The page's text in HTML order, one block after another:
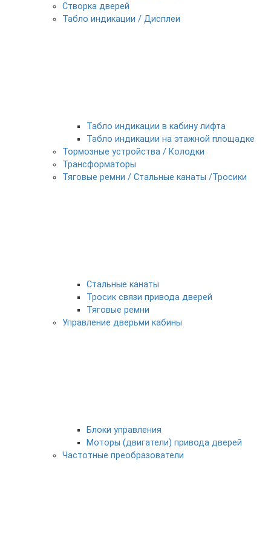
Створка дверей
Табло индикации / Дисплеи
Табло индикации в кабину лифта
Табло индикации на этажной площадке
Тормозные устройства / Колодки
Трансформаторы
Тяговые ремни / Стальные канаты /Тросики
Стальные канаты
Тросик связи привода дверей
Тяговые ремни
Управление дверьми кабины
Блоки управления
Моторы (двигатели) привода дверей
Частотные преобразователи